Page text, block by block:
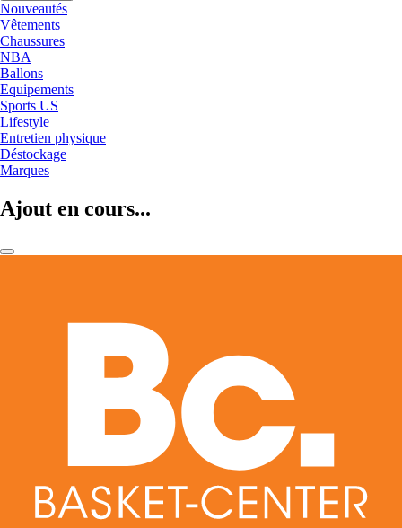
Nouveautés
Vêtements
Chaussures
NBA
Ballons
Equipements
Sports US
Lifestyle
Entretien physique
Déstockage
Marques
Ajout en cours...